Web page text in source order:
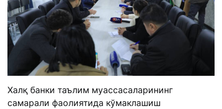
Халқ банки таълим муассасаларининг
самарали фаолиятида кўмаклашиш